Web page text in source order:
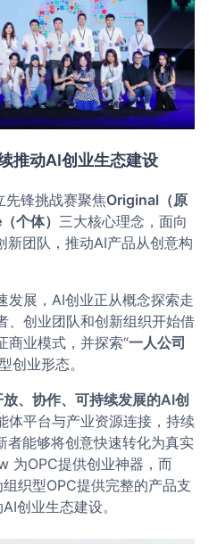
推动AI创业生态建设
先锋挑战赛聚焦Original（原
个体） 三大核心理念，面向
新团队，推动AI产品从创意构
发展，AI创业正从概念探索走
、创业团队和创新组织开始借
商业模式，并探索“一人公司
创业形态。
、协作、可持续发展的AI创
体平台与产业资源连接，持续
者能够将创意快速转化为真实
为OPC提供创业神器，而
织型OPC提供完整的产品支
创业生态建设。